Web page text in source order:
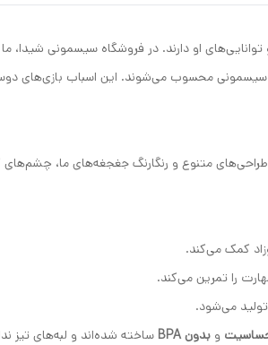
او دارند. در فروشگاه سیسمونی شیدا،
محسوب می‌شوند. این اسباب بازی‌های
متنوع و رنگارنگ جغجغه‌های ما، چشم‌های
کمک می‌کند.
را تمرین می‌کند.
تولید می‌شود.
و بدون BPA
ساخته شده‌اند و لبه‌های تیز